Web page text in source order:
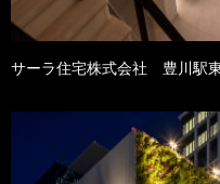
サーラ住宅株式会社 豊川駅